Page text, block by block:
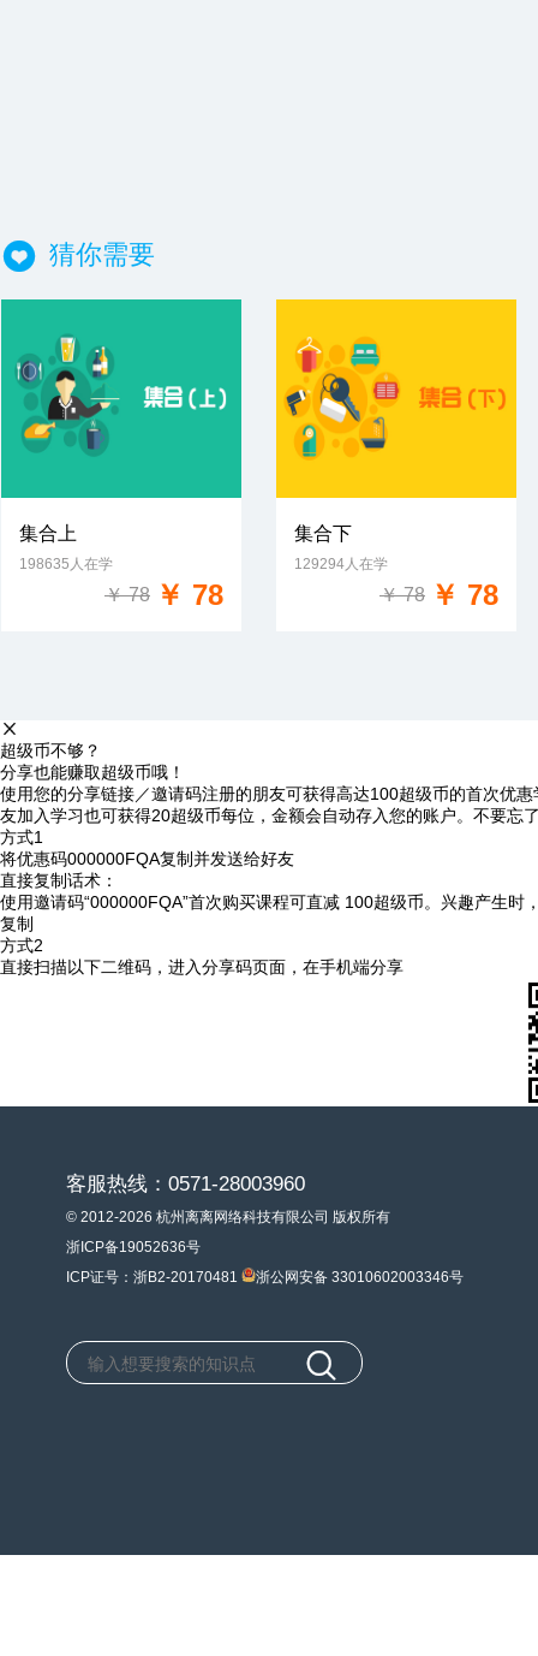
猜你需要
免费试学
集合上
198635人在学
￥ 78 ￥ 78
免费试学
集合下
129294人在学
￥ 78 ￥ 78
超级币不够？
分享也能赚取超级币哦！
使用您的分享链接／邀请码注册的朋友可获得高达100超级币的首次优
友加入学习也可获得20超级币每位，金额会自动存入您的账户。不要忘
方式1
将优惠码000000FQA复制并发送给好友
直接复制话术：
使用邀请码“000000FQA”首次购买课程可直减 100超级币。兴趣产生时
复制
方式2
直接扫描以下二维码，进入分享码页面，在手机端分享
客服热线：0571-28003960
© 2012-2026 杭州离离网络科技有限公司 版权所有
浙ICP备19052636号
ICP证号：浙B2-20170481
浙公网安备 33010602003346号